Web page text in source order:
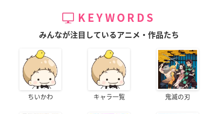
KEYWORDS
みんなが注目しているアニメ・作品たち
ちいかわ キャラ一覧 鬼滅の刃